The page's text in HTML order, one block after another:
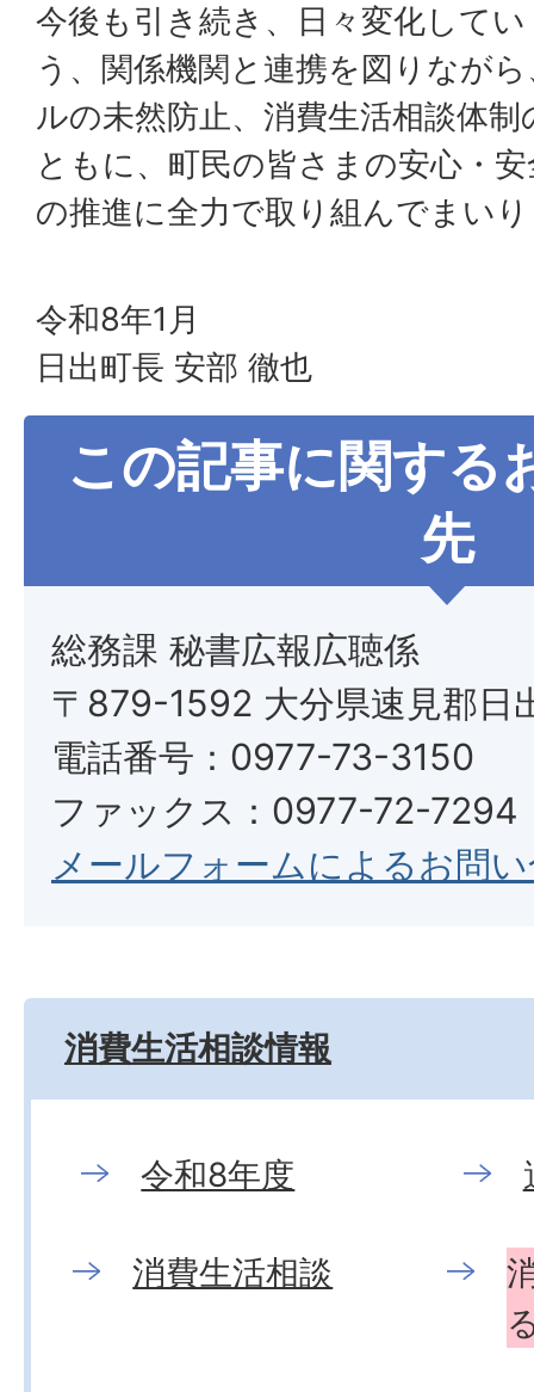
今後も引き続き、日々変化して
う、関係機関と連携を図りなが
ルの未然防止、消費生活相談体
ともに、町民の皆さまの安心・
の推進に全力で取り組んでまい
令和8年1月
日出町長 安部 徹也
この記事に関する
先
総務課 秘書広報広聴係
〒879-1592 大分県速見郡日
電話番号：0977-73-3150
ファックス：0977-72-7294
メールフォームによるお問
消費生活相談情報
令和8年度
消費生活相談